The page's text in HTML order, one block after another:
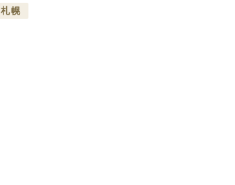
札幌